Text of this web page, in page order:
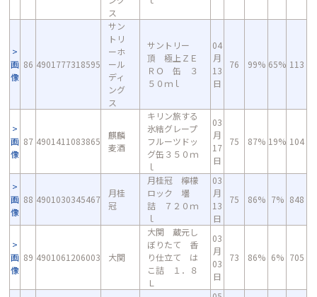
ス
画
像
86 4901777318595
サン
トリ
ーホ
ール
ディ
ング
ス
サントリー
頂 極上ＺＥ
ＲＯ 缶 ３
５０ｍｌ
04
月
13
日
76 99% 65% 113
画
像
87 4901411083865
麒麟
麦酒
キリン旅する
氷結グレープ
フルーツドッ
グ缶３５０ｍ
ｌ
03
月
17
日
75 87% 19% 104
画
像
88 4901030345467
月桂
冠
月桂冠 檸檬
ロック 壜
詰 ７２０ｍ
ｌ
03
月
13
日
75 86% 7% 848
画
像
89 4901061206003 大関
大関 蔵元し
ぼりたて 香
り仕立て は
こ詰 １．８
Ｌ
03
月
03
日
73 86% 6% 705